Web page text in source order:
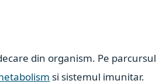
din organism. Pe parcursul
si sistemul imunitar.